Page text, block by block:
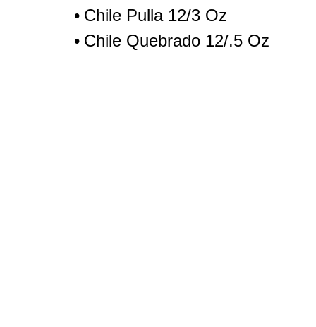
Chile Pulla 12/3 Oz
Chile Quebrado 12/.5 Oz